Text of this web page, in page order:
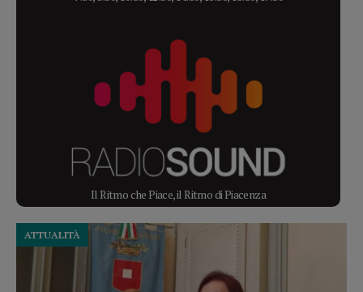
Il Ritmo che Piace, il Ritmo di Piacenza
ATTUALITÀ